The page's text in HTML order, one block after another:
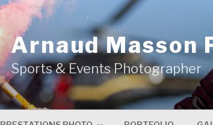
Arnaud Masson
Sports & Events Photographer